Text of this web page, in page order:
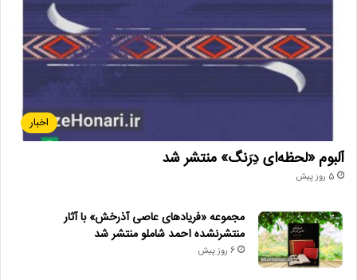
اخبار
آلبوم «لحظه‌ای دِرَنگ» منتشر شد
5 روز پیش
مجموعه «فریادهای عاصی آذرخش» با آثار
منتشرنشده احمد شاملو منتشر شد
6 روز پیش